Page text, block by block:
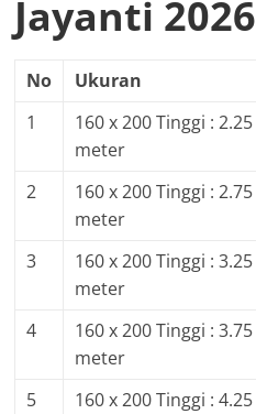
Jayanti 2026
No Ukuran
1
160 x 200 Tinggi : 2.25
meter
2
160 x 200 Tinggi : 2.75
meter
3
160 x 200 Tinggi : 3.25
meter
4
160 x 200 Tinggi : 3.75
meter
5
160 x 200 Tinggi : 4.25